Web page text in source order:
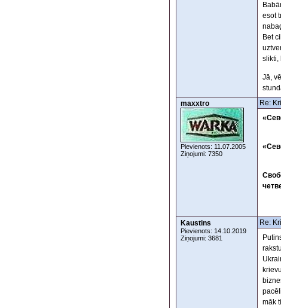
esot
Bet
slikti,
Jā,
maxxtro
Pievienots: 11.07.2005
Ziņojumi: 7350
Re:
Kaustins
Pievienots: 14.10.2019
Ziņojumi: 3681
Re:
māk